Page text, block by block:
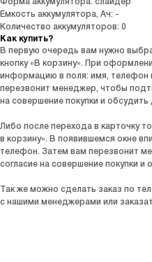
Форма аккумулятора: слайдер
Емкость аккумулятора, Ач: -
Количество аккумуляторов: 0
Как купить?
В первую очередь вам нужно
кнопку «В корзину». При
информацию в поля: имя, телефон
перезвонит менеджер, чтобы
на совершение покупки и обсудить
Либо после перехода в карточку
в корзину». В появившемся окне
телефон. Затем вам перезвонит
согласие на совершение покупки и
Так же можно сделать заказ по
с нашими менеджерами или